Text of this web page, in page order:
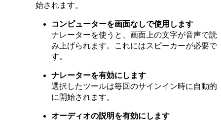
始されます。
コンピューターを画面なしで使用します
ナレーターを使うと、画面上の文字が音声で読
み上げられます。これにはスピーカーが必要で
す。
ナレーターを有効にします
選択したツールは毎回のサインイン時に自動的
に開始されます。
オーディオの説明を有効にします